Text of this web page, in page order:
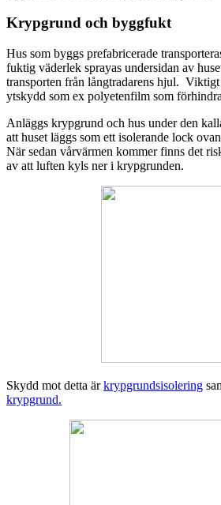
Krypgrund och byggfukt
Hus som byggs prefabricerade
fuktig väderlek sprayas undersidan av
transporten från långtradarens hjul. Viktigt
ytskydd som ex polyetenfilm som
Anläggs krypgrund och hus under den
att huset läggs som ett isolerande lock
När sedan vårvärmen kommer finns det
av att luften kyls ner i krypgrunden.
Skydd mot detta ärkrypgrundsisolering
krypgrund.